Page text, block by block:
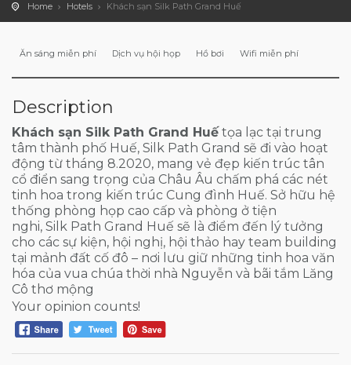
Home Hotels Khách sạn Silk Path Grand Huế
Ăn sáng miễn phí Dịch vụ hội họp Hồ bơi Wifi miễn phí
Description
Khách sạn Silk Path Grand Huếtọa lạc tại trung
tâm thành phố Huế, Silk Path Grand sẽ đi vào hoạt
động từ tháng 8.2020, mang vẻ đẹp kiến trúc tân
cổ điển sang trọng của Châu Âu chấm phá các nét
tinh hoa trong kiến trúc Cung đình Huế. Sở hữu hệ
thống phòng họp cao cấp và phòng ở tiện
nghi, Silk Path Grand Huế sẽ là điểm đến lý tưởng
cho các sự kiện, hội nghị, hội thảo hay team building
tại mảnh đất cố đô – nơi lưu giữ những tinh hoa văn
hóa của vua chúa thời nhà Nguyễn và bãi tắm Lăng
Cô thơ mộng
Your opinion counts!